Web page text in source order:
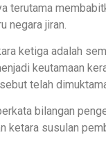
terutama
negara jiran.
ketiga adalah
keutamaan
telah
bilangan
ketara susulan